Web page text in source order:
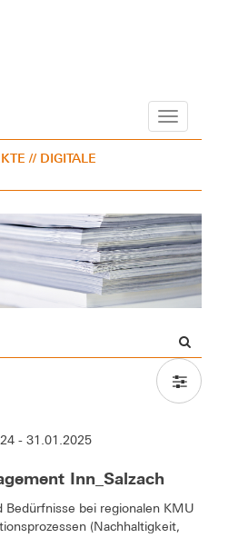
Navigation
// DIGITALE
- 31.01.2025
Inn_Salzach
Bedürfnisse bei regionalen KMU
(Nachhaltigkeit,